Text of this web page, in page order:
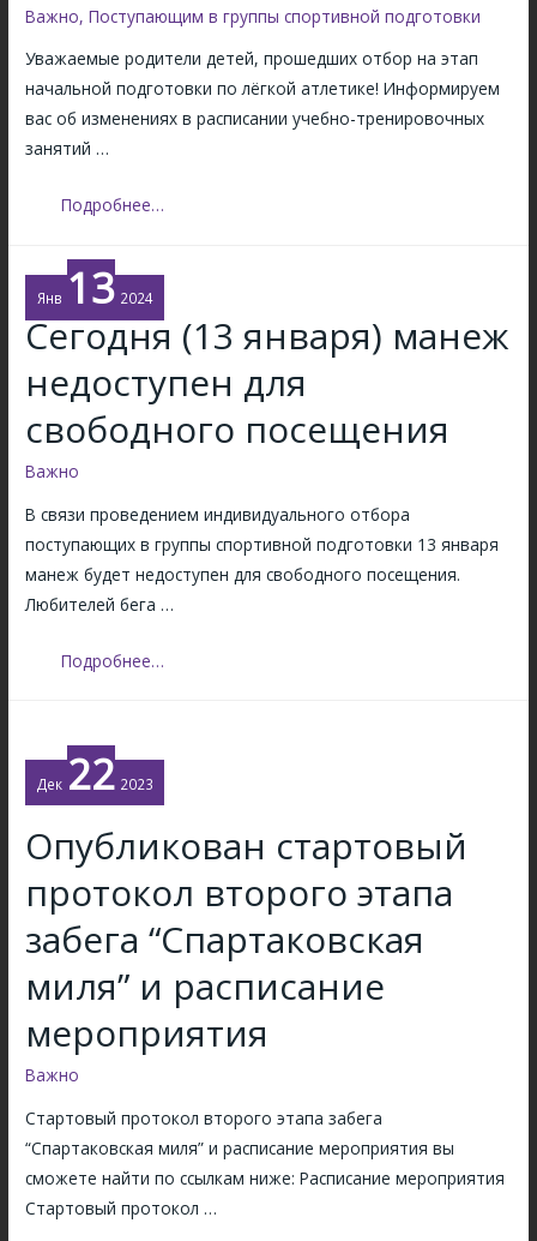
е
н
и
я
2
к
р
е
а
е
ж
«
С
п
а
р
т
к
»
в
к
н
в
В
с
р
о
с
с
с
к
и
й
Важно,Поступающим в группы спортивной подготовки
Уважаемые родители детей, прошедших отбор на этап
начальной подготовки по лёгкой атлетике! Информируем
вас об изменениях в расписании учебно-тренировочных
занятий …
И
м
н
е
н
я
в
с
и
у
ч
е
б
н
о
-
р
е
р
Подробнее…
Янв 13 2024
Сегодня (13 января) манеж
недоступен для
свободного посещения
Важно
В связи проведением индивидуального отбора
поступающих в группы спортивной подготовки 13 января
манеж будет недоступен для свободного посещения.
Любителей бега …
С
о
д
н
я
1
3
я
н
а
р
я
)
м
а
Подробнее…
Дек 22 2023
Опубликован стартовый
протокол второго этапа
забега “Спартаковская
миля” и расписание
мероприятия
Важно
Стартовый протокол второго этапа забега
“Спартаковская миля” и расписание мероприятия вы
сможете найти по ссылкам ниже: Расписание мероприятия
Стартовый протокол …